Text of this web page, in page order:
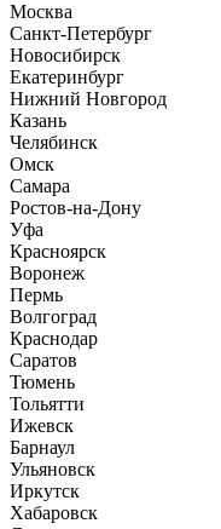
Москва
Санкт-Петербург
Новосибирск
Екатеринбург
Нижний Новгород
Казань
Челябинск
Омск
Самара
Ростов-на-Дону
Уфа
Красноярск
Воронеж
Пермь
Волгоград
Краснодар
Саратов
Тюмень
Тольятти
Ижевск
Барнаул
Ульяновск
Иркутск
Хабаровск